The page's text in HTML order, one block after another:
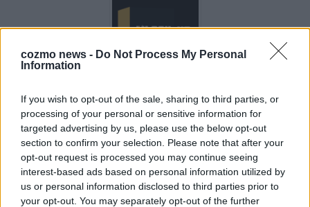
cozmo news - Do Not Process My Personal
Information
If you wish to opt-out of the sale, sharing to third parties, or
processing of your personal or sensitive information for
targeted advertising by us, please use the below opt-out
section to confirm your selection. Please note that after your
opt-out request is processed you may continue seeing
interest-based ads based on personal information utilized by
us or personal information disclosed to third parties prior to
your opt-out. You may separately opt-out of the further
Über Redaktion | FLASH UP 22529 Artikel
Hier schreiben, posten und kuratieren unsere Redakteur alles,
was euch wirklich interessiert! Wir sind das Team hinter den
News, Storys und Videos, die ihr auf FLASH UP seht. Ob
brandheiße Nachrichten, coole Tipps, spannende Hintergründe
oder crazy Trends – wir checken alles für euch, filtern das
Wichtigste raus und bringen’s auf den Punkt.